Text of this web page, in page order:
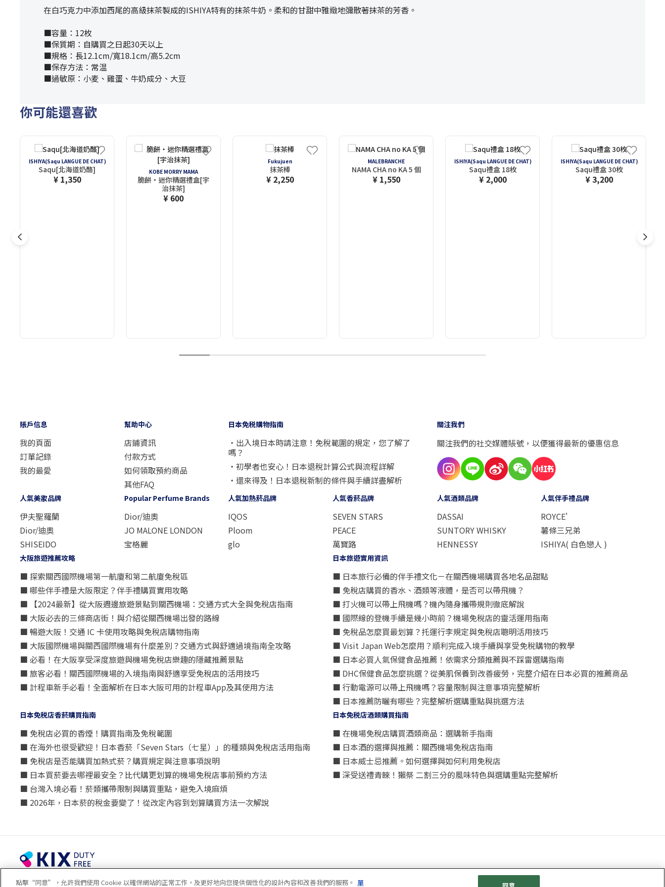
在白巧克力中添加西尾的高級抹茶製成的ISHIYA特有的抹茶牛奶。柔和的甘甜中雅緻地彌散著抹茶的芳香。
■容量：12枚
■保質期：自購買之日起30天以上
■規格：長12.1cm/寬18.1cm/高5.2cm
■保存方法：常温
■過敏原：小麦、雞蛋、牛奶成分、大豆
你可能還喜歡
ISHIYA(Saqu LANGUE DE CHAT)
Saqu[北海道奶酪]
¥ 1,350
KOBE MORRY MAMA
脆餅・迷你精選禮盒[宇
治抹茶]
¥ 600
Fukujuen
抹茶棒
¥ 2,250
MALEBRANCHE
NAMA CHA no KA 5 個
¥ 1,550
ISHIYA(Saqu LANGUE DE CHAT)
Saqu禮盒 18枚
¥ 2,000
ISHIYA(Saqu LANGUE DE CHAT)
Saqu禮盒 30枚
¥ 3,200
1 2 3 4 5 6 7 8 9 10
賬戶信息
我的頁面
訂單記錄
我的最愛
幫助中心
店鋪資訊
付款方式
如何領取預約商品
其他FAQ
日本免税購物指南
・出入境日本時請注意！免稅範圍的規定，您了解了
嗎？
・初學者也安心！日本退稅計算公式與流程詳解
・還來得及！日本退稅新制的條件與手續詳盡解析
關注我們
關注我們的社交媒體賬號，以便獲得最新的優惠信息
人氣美妝品牌
伊夫聖羅蘭
Dior/迪奧
SHISEIDO
Popular Perfume Brands
Dior/迪奧
JO MALONE LONDON
宝格麗
人氣加熱菸品牌
IQOS
Ploom
glo
人氣香菸品牌
SEVEN STARS
PEACE
萬寶路
人氣酒類品牌
DASSAI
SUNTORY WHISKY
HENNESSY
人氣伴手禮品牌
ROYCE'
薯條三兄弟
ISHIYA( 白色戀人 )
大阪旅遊推薦攻略
■ 探索關西國際機場第一航廈和第二航廈免稅區
■ 哪些伴手禮是大阪限定？伴手禮購買實用攻略
■ 【2024最新】從大阪週邊旅遊景點到關西機場：交通方式大全與免稅店指南
■ 大阪必去的三條商店街！與介紹從關西機場出發的路線
■ 暢遊大阪！交通 IC 卡使用攻略與免稅店購物指南
■ 大阪國際機場與關西國際機場有什麼差別？交通方式與舒適過境指南全攻略
■ 必看！在大阪享受深度旅遊與機場免稅店樂趣的隱藏推薦景點
■ 旅客必看！關西國際機場的入境指南與舒適享受免稅店的活用技巧
■ 計程車新手必看！全面解析在日本大阪可用的計程車App及其使用方法
日本旅遊實用資訊
■ 日本旅行必備的伴手禮文化－在關西機場購買各地名品甜點
■ 免稅店購買的香水、酒類等液體，是否可以帶飛機？
■ 打火機可以帶上飛機嗎？機內隨身攜帶規則徹底解說
■ 國際線的登機手續是幾小時前？機場免稅店的靈活運用指南
■ 免稅品怎麼買最划算？托運行李規定與免稅店聰明活用技巧
■ Visit Japan Web怎麼用？順利完成入境手續與享受免稅購物的教學
■ 日本必買人氣保健食品推薦！依需求分類推薦與不踩雷選購指南
■ DHC保健食品怎麼挑選？從美肌保養到改善疲勞，完整介紹在日本必買的推薦商品
■ 行動電源可以帶上飛機嗎？容量限制與注意事項完整解析
■ 日本推薦防曬有哪些？完整解析選購重點與挑選方法
日本免税店香菸購買指南
■ 免稅店必買的香煙！購買指南及免稅範圍
■ 在海外也很受歡迎！日本香菸「Seven Stars（七星）」的種類與免稅店活用指南
■ 免稅店是否能購買加熱式菸？購買規定與注意事項說明
■ 日本買菸要去哪裡最安全？比代購更划算的機場免稅店事前預約方法
■ 台灣入境必看！菸類攜帶限制與購買重點，避免入境麻煩
■ 2026年，日本菸的稅金要變了！從改定內容到划算購買方法一次解說
日本免税店酒類購買指南
■ 在機場免稅店購買酒類商品：選購新手指南
■ 日本酒的選擇與推薦：關西機場免稅店指南
■ 日本威士忌推薦。如何選擇與如何利用免稅店
■ 深受送禮青睞！獺祭 二割三分的風味特色與選購重點完整解析
© 2023 Kansai Airports Retail & Services All rights reserved. 關於社交媒體使用規章
點擊“同意”，允許我們使用 Cookie 以確保網站的正常工作，及更好地向您提供個性化的設計內容和改善我們的服務。 單